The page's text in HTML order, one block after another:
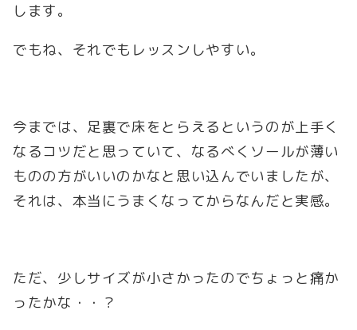
します。
でもね、それでもレッスンしやすい。
今までは、足裏で床をとらえるというのが上手く
なるコツだと思っていて、なるべくソールが薄い
ものの方がいいのかなと思い込んでいましたが、
それは、本当にうまくなってからなんだと実感。
ただ、少しサイズが小さかったのでちょっと痛か
ったかな・・？